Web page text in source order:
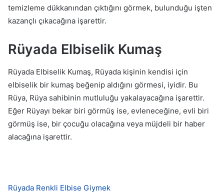
temizleme dükkanından çıktığını görmek, bulunduğu işten
kazançlı çıkacağına işarettir.
Rüyada Elbiselik Kumaş
Rüyada Elbiselik Kumaş, Rüyada kişinin kendisi için
elbiselik bir kumaş beğenip aldığını görmesi, iyidir. Bu
Rüya, Rüya sahibinin mutluluğu yakalayacağına işarettir.
Eğer Rüyayı bekar biri görmüş ise, evleneceğine, evli biri
görmüş ise, bir çocuğu olacağına veya müjdeli bir haber
alacağına işarettir.
Rüyada Renkli Elbise Giymek